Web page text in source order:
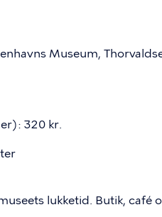
Museum,
320 kr.
lukketid. Butik, café